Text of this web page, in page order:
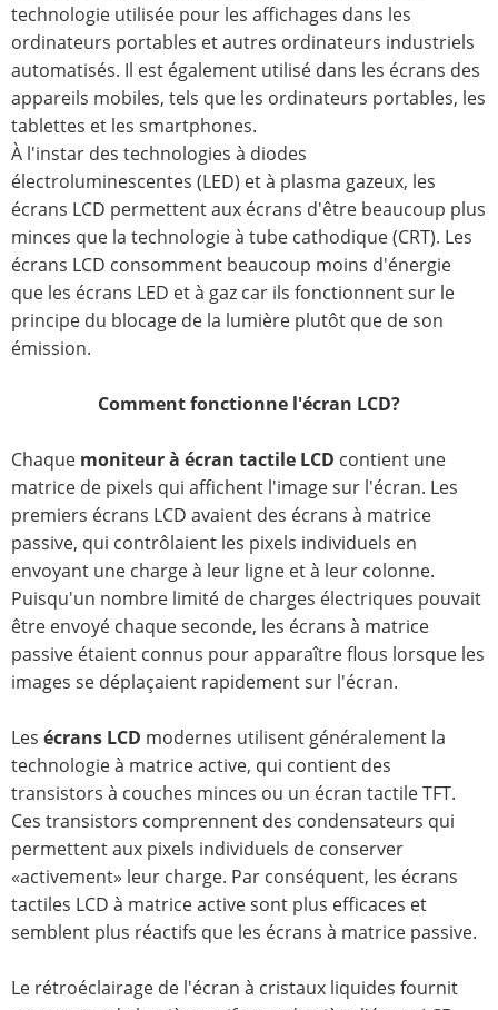
technologie utilisée pour les affichages dans les
ordinateurs portables et autres ordinateurs industriels
automatisés. Il est également utilisé dans les écrans des
appareils mobiles, tels que les ordinateurs portables, les
tablettes et les smartphones.
À l'instar des technologies à diodes
électroluminescentes (LED) et à plasma gazeux, les
écrans LCD permettent aux écrans d'être beaucoup plus
minces que la technologie à tube cathodique (CRT). Les
écrans LCD consomment beaucoup moins d'énergie
que les écrans LED et à gaz car ils fonctionnent sur le
principe du blocage de la lumière plutôt que de son
émission.
Comment fonctionne l'écran LCD?
Chaque moniteur à écran tactile LCD contient une
matrice de pixels qui affichent l'image sur l'écran. Les
premiers écrans LCD avaient des écrans à matrice
passive, qui contrôlaient les pixels individuels en
envoyant une charge à leur ligne et à leur colonne.
Puisqu'un nombre limité de charges électriques pouvait
être envoyé chaque seconde, les écrans à matrice
passive étaient connus pour apparaître flous lorsque les
images se déplaçaient rapidement sur l'écran.
Les écrans LCD modernes utilisent généralement la
technologie à matrice active, qui contient des
transistors à couches minces ou un écran tactile TFT.
Ces transistors comprennent des condensateurs qui
permettent aux pixels individuels de conserver
«activement» leur charge. Par conséquent, les écrans
tactiles LCD à matrice active sont plus efficaces et
semblent plus réactifs que les écrans à matrice passive.
Le rétroéclairage de l'écran à cristaux liquides fournit